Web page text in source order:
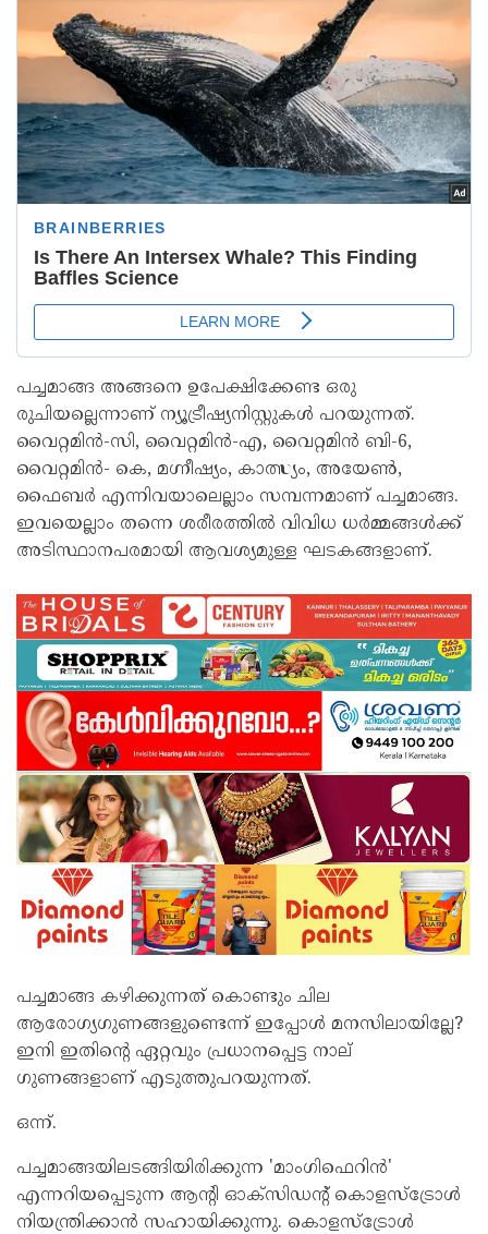
പച്ചമാങ്ങ അങ്ങനെ ഉപേക്ഷിക്കേണ്ട ഒരു
രുചിയല്ലെന്നാണ് ന്യൂട്രീഷ്യനിസ്റ്റുകള്‍ പറയുന്നത്.
വൈറ്റമിന്‍-സി, വൈറ്റമിൻ-എ, വൈറ്റമിൻ ബി-6,
വൈറ്റമിൻ- കെ, മഗ്നീഷ്യം, കാത്സ്യം, അയേണ്‍,
ഫൈബര്‍ എന്നിവയാലെല്ലാം സമ്പന്നമാണ് പച്ചമാങ്ങ.
ഇവയെല്ലാം തന്നെ ശരീരത്തില്‍ വിവിധ ധര്‍മ്മങ്ങള്‍ക്ക്
അടിസ്ഥാനപരമായി ആവശ്യമുള്ള ഘടകങ്ങളാണ്.
പച്ചമാങ്ങ കഴിക്കുന്നത് കൊണ്ടും ചില
ആരോഗ്യഗുണങ്ങളുണ്ടെന്ന് ഇപ്പോള്‍ മനസിലായില്ലേ?
ഇനി ഇതിന്‍റെ ഏറ്റവും പ്രധാനപ്പെട്ട നാല്
ഗുണങ്ങളാണ് എടുത്തുപറയുന്നത്.
ഒന്ന്.
പച്ചമാങ്ങയിലടങ്ങിയിരിക്കുന്ന 'മാംഗിഫെറിൻ'
എന്നറിയപ്പെടുന്ന ആന്‍റി ഓക്സിഡന്‍റ് കൊളസ്ട്രോള്‍
നിയന്ത്രിക്കാൻ സഹായിക്കുന്നു. കൊളസ്ട്രോള്‍